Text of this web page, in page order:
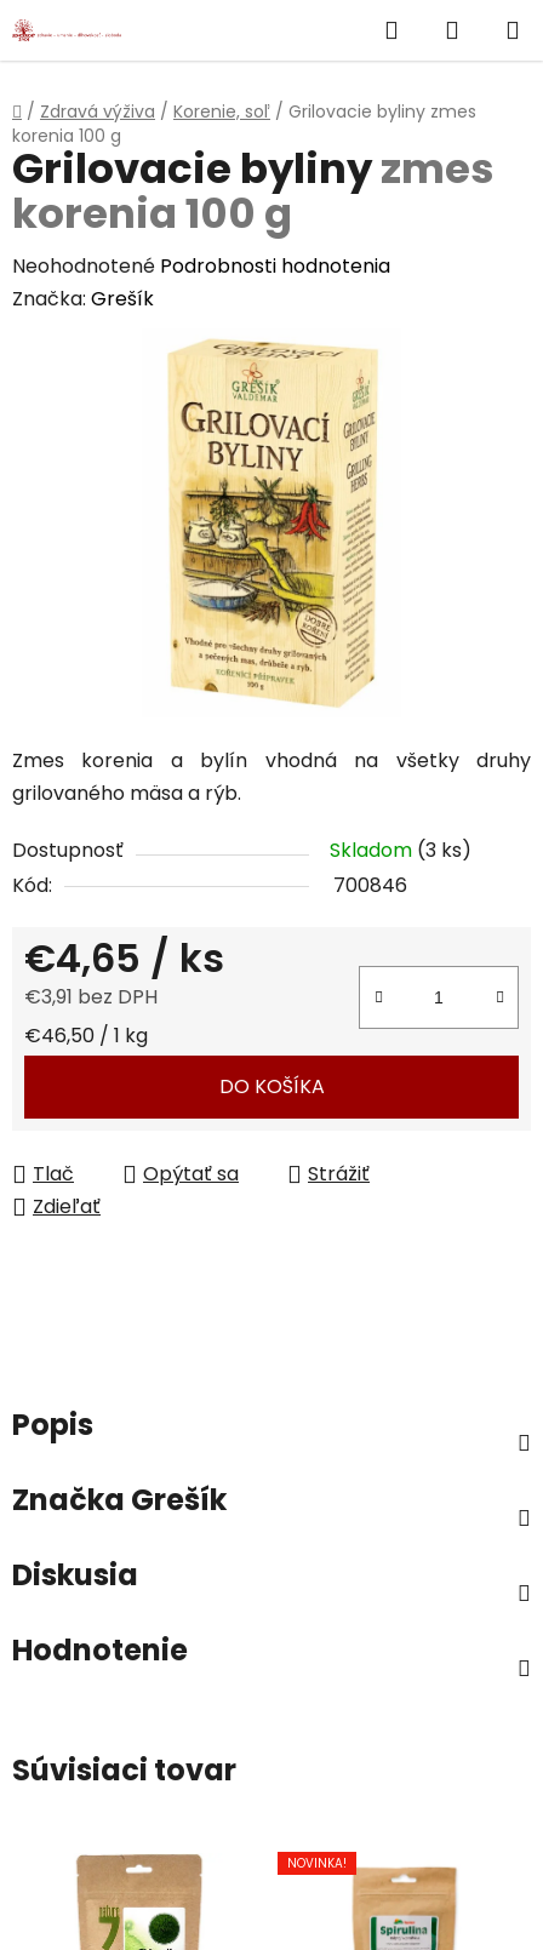
Prejsť
na
Hľadať
KOŠÍK
Domov
/ Zdravá výživa / Korenie, soľ / Grilovacie byliny zmes
korenia 100 g
Zmes korenia a bylín vhodná na všetky druhy
grilovaného mäsa a rýb.
Dostupnosť Skladom (3 ks)
Kód:
700846
€4,65 / ks
€3,91 bez DPH
Jednotková cena:
€46,50 / 1 kg
DO KOŠÍKA
Tlač Opýtať sa
Strážiť
Zdieľať
Grilovacie bylinyzmes
korenia 100 g
Priemerné
hodnotenie
Neohodnotené Podrobnosti hodnotenia
Značka: Grešík
Popis
Značka Grešík
Diskusia
Hodnotenie
Súvisiaci tovar
NOVINKA!